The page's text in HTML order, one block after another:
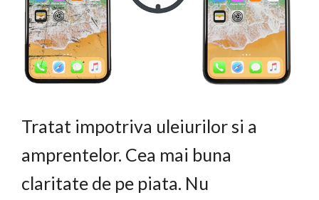
Tratat impotriva uleiurilor si a
amprentelor. Cea mai buna
claritate de pe piata. Nu